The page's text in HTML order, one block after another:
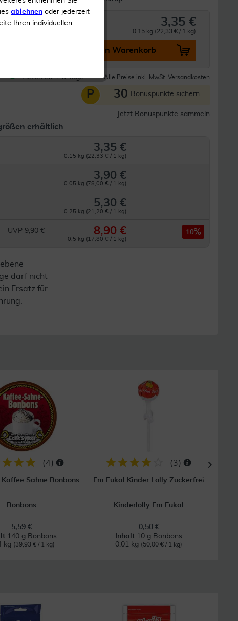
3,35 €
0.15 kg (22,33 € / 1 kg)
In den Warenkorb
Lieferzeit 1-3 Tage Alle Preise inkl. MwSt. Versandkosten
P 30 Bonuspunkte sichern
Jetzt Bonuspunkte sammeln
erhältlich
3,35 €
0.15 kg (22,33 € / 1 kg)
3,90 €
0.05 kg (78,00 € / 1 kg)
5,30 €
0.25 kg (21,20 € / 1 kg)
UVP 9,90 € 8,90 €
0.5 kg (17,80 € / 1 kg)
10
darf nicht
Ersatz für
(4)
Kaffee Sahne Bonbons
Bonbons
5,59 €
140 g Bonbons
kg (39,93 € / 1 kg)
(3)
Em Eukal Kinder Lolly Zuckerfrei
Kinderlolly Em Eukal
0,50 €
Inhalt 10 g Bonbons
0.01 kg (50,00 € / 1 kg)
ablehnen oder jederzeit
Ihren individuellen